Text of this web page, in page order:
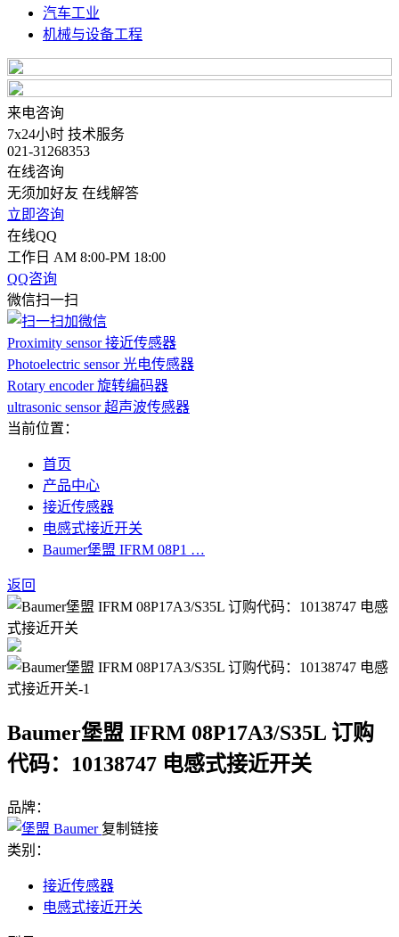
汽车工业
机械与设备工程
来电咨询
7x24小时 技术服务
021-31268353
在线咨询
无须加好友 在线解答
立即咨询
在线QQ
工作日 AM 8:00-PM 18:00
QQ咨询
微信扫一扫
Proximity sensor 接近传感器
Photoelectric sensor 光电传感器
Rotary encoder 旋转编码器
ultrasonic sensor 超声波传感器
当前位置：
首页
产品中心
接近传感器
电感式接近开关
Baumer堡盟 IFRM 08P1 …
返回
Baumer堡盟 IFRM 08P17A3/S35L 订购
代码：10138747 电感式接近开关
品牌：
复制链接
类别：
接近传感器
电感式接近开关